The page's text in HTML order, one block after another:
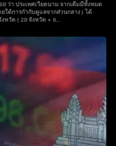
ว่า ประเทศเวียดนาม จากเดีมมีทั้งหมด
ใต้การกำกับดูแลจากส่วนกลาง ) ได้
หวัด ( 28 จังหวัด + 6...